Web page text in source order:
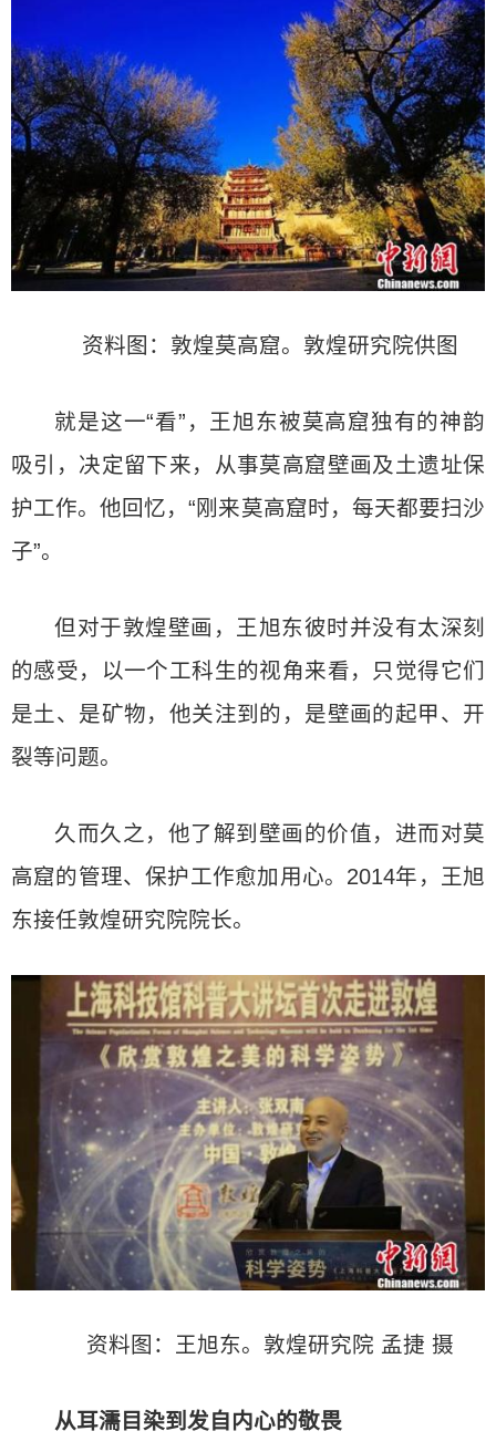
资料图：敦煌莫高窟。敦煌研究院供图
就是这一“看”，王旭东被莫高窟独有的神韵
吸引，决定留下来，从事莫高窟壁画及土遗址保
护工作。他回忆，“刚来莫高窟时，每天都要扫沙
子”。
但对于敦煌壁画，王旭东彼时并没有太深刻
的感受，以一个工科生的视角来看，只觉得它们
是土、是矿物，他关注到的，是壁画的起甲、开
裂等问题。
久而久之，他了解到壁画的价值，进而对莫
高窟的管理、保护工作愈加用心。2014年，王旭
东接任敦煌研究院院长。
资料图：王旭东。敦煌研究院 孟捷 摄
从耳濡目染到发自内心的敬畏